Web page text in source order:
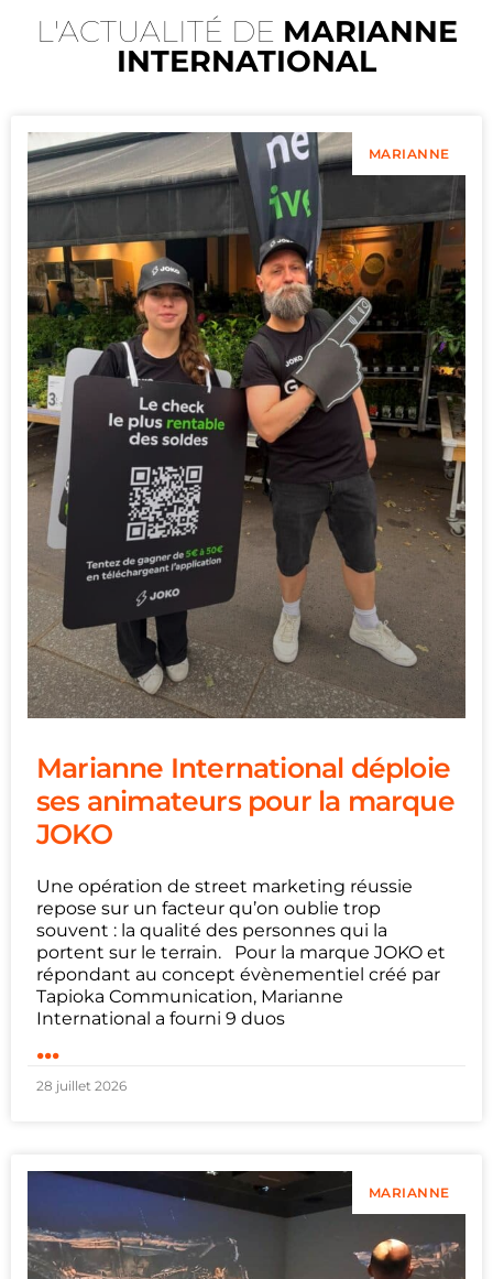
L'ACTUALITÉ DE MARIANNE
INTERNATIONAL
MARIANNE
Marianne International déploie
ses animateurs pour la marque
JOKO
Une opération de street marketing réussie
repose sur un facteur qu’on oublie trop
souvent : la qualité des personnes qui la
portent sur le terrain. Pour la marque JOKO et
répondant au concept évènementiel créé par
Tapioka Communication, Marianne
International a fourni 9 duos
...
28 juillet 2026
MARIANNE